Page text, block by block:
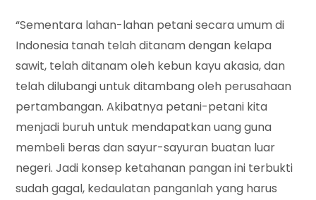
“Sementara lahan-lahan petani secara umum di
Indonesia tanah telah ditanam dengan kelapa
sawit, telah ditanam oleh kebun kayu akasia, dan
telah dilubangi untuk ditambang oleh perusahaan
pertambangan. Akibatnya petani-petani kita
menjadi buruh untuk mendapatkan uang guna
membeli beras dan sayur-sayuran buatan luar
negeri. Jadi konsep ketahanan pangan ini terbukti
sudah gagal, kedaulatan panganlah yang harus